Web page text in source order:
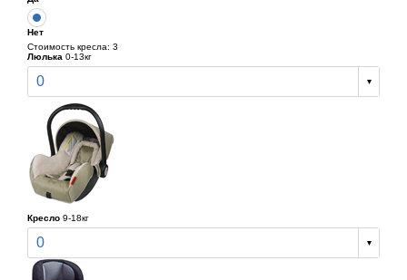
Нет
Стоимость кресла: 3
Люлька 0-13кг
0
Кресло 9-18кг
0